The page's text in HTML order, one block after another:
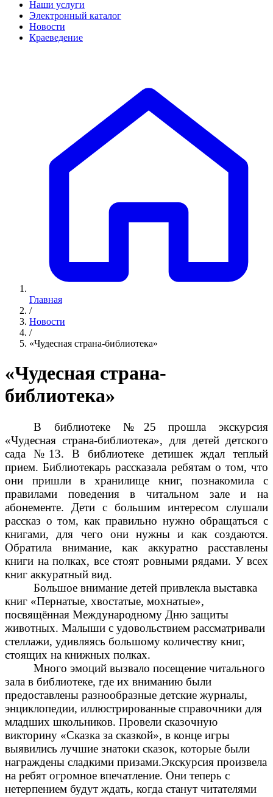
Наши услуги
Электронный каталог
Новости
Краеведение
Главная
/
Новости
/
«Чудесная страна-библиотека»
«Чудесная страна-
библиотека»
В библиотеке №25 прошла экскурсия
«Чудесная страна-библиотека», для детей детского
сада №13. В библиотеке детишек ждал теплый
прием. Библиотекарь рассказала ребятам о том, что
они пришли в хранилище книг, познакомила с
правилами поведения в читальном зале и на
абонементе. Дети с большим интересом слушали
рассказ о том, как правильно нужно обращаться с
книгами, для чего они нужны и как создаются.
Обратила внимание, как аккуратно расставлены
книги на полках, все стоят ровными рядами. У всех
книг аккуратный вид.
Большое внимание детей привлекла выставка
книг «Пернатые, хвостатые, мохнатые»,
посвящённая Международному Дню защиты
животных. Малыши с удовольствием рассматривали
стеллажи, удивляясь большому количеству книг,
стоящих на книжных полках.
Много эмоций вызвало посещение читального
зала в библиотеке, где их вниманию были
предоставлены разнообразные детские журналы,
энциклопедии, иллюстрированные справочники для
младших школьников. Провели сказочную
викторину «Сказка за сказкой», в конце игры
выявились лучшие знатоки сказок, которые были
награждены сладкими призами.Экскурсия произвела
на ребят огромное впечатление. Они теперь с
нетерпением будут ждать, когда станут читателями